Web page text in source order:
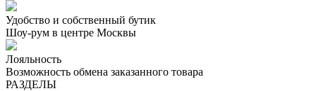
Удобство и собственный бутик
Шоу-рум в центре Москвы
Лояльность
Возможность обмена заказанного товара
РАЗДЕЛЫ